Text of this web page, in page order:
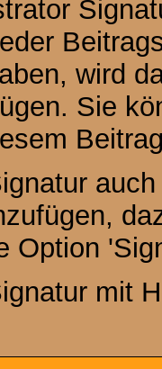
wird
Sie
Option
mit